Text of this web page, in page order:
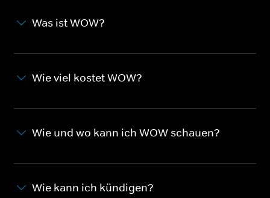
Was ist WOW?
Wie viel kostet WOW?
Wie und wo kann ich WOW schauen?
Wie kann ich kündigen?